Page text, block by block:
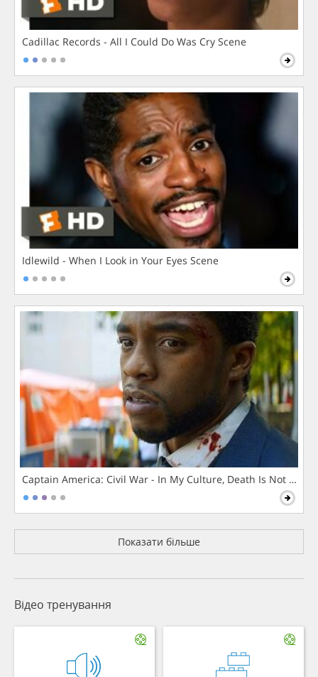
Cadillac Records - All I Could Do Was Cry Scene
Idlewild - When I Look in Your Eyes Scene
Captain America: Civil War - In My Culture, Death Is Not The
Показати більше
Відео тренування